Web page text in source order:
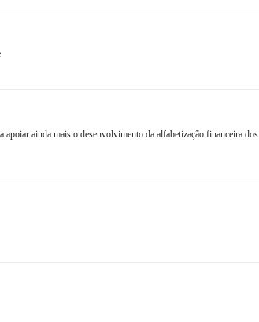
ainda mais o desenvolvimento da alfabetização financeira dos